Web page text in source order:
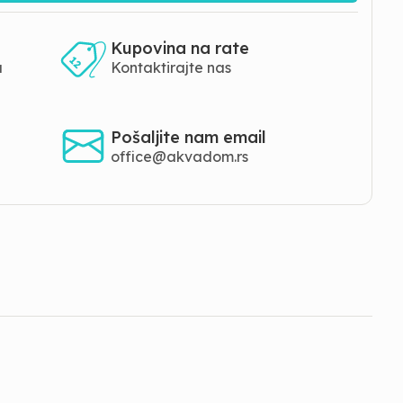
Kupovina na rate
Kontaktirajte nas
Pošaljite nam email
office@akvadom.rs